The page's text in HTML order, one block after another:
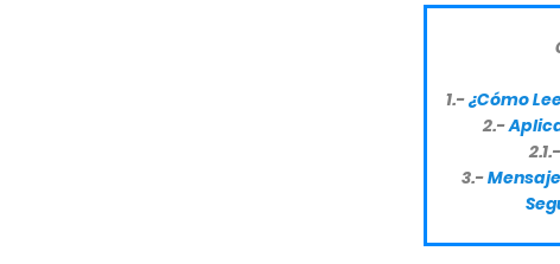
1.-¿Cómo
2.-
2.1.-
3.-